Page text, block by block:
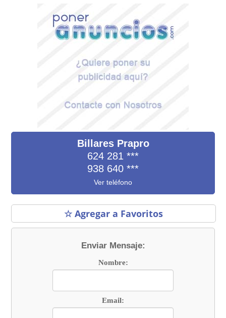
Billares Prapro
624 281***
938 640***
Ver teléfono
☆ Agregar a Favoritos
Enviar Mensaje:
Nombre:
Email: